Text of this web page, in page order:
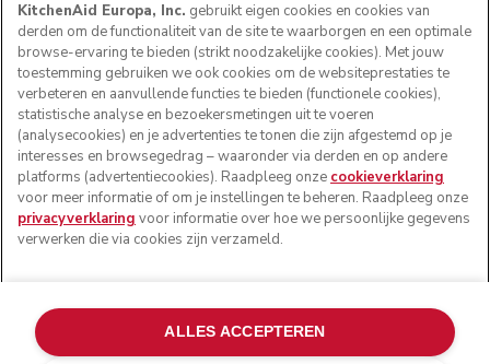
VOLG ONS
© KitchenAid 2026 - Alle rechten voorbehouden.
KitchenAid en het design van de keukenrobot zijn
handelsmerken in de Verenigde Staten en andere landen.
KitchenAid Europa, Inc. gebruikt eigen cookies en cookies van
derden om de functionaliteit van de site te waarborgen en een optimale
browse-ervaring te bieden (strikt noodzakelijke cookies). Met jouw
toestemming gebruiken we ook cookies om de websiteprestaties te
verbeteren en aanvullende functies te bieden (functionele cookies),
statistische analyse en bezoekersmetingen uit te voeren
(analysecookies) en je advertenties te tonen die zijn afgestemd op je
interesses en browsegedrag – waaronder via derden en op andere
platforms (advertentiecookies). Raadpleeg onze cookieverklaring
voor meer informatie of om je instellingen te beheren. Raadpleeg onze
privacyverklaring voor informatie over hoe we persoonlijke gegevens
verwerken die via cookies zijn verzameld.
ALLES ACCEPTEREN